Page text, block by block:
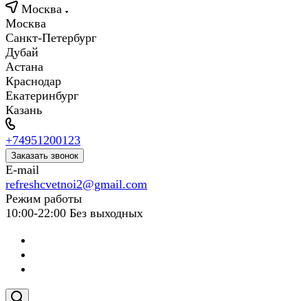
Москва
Москва
Санкт-Петербург
Дубай
Астана
Краснодар
Екатеринбург
Казань
+74951200123
Заказать звонок
E-mail
refreshcvetnoi2@gmail.com
Режим работы
10:00-22:00 Без выходных